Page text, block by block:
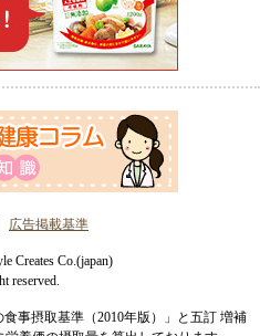
広告掲載基準
Creates Co.(japan)
reserved.
事摂取基準（2010年版）」と五訂 増補